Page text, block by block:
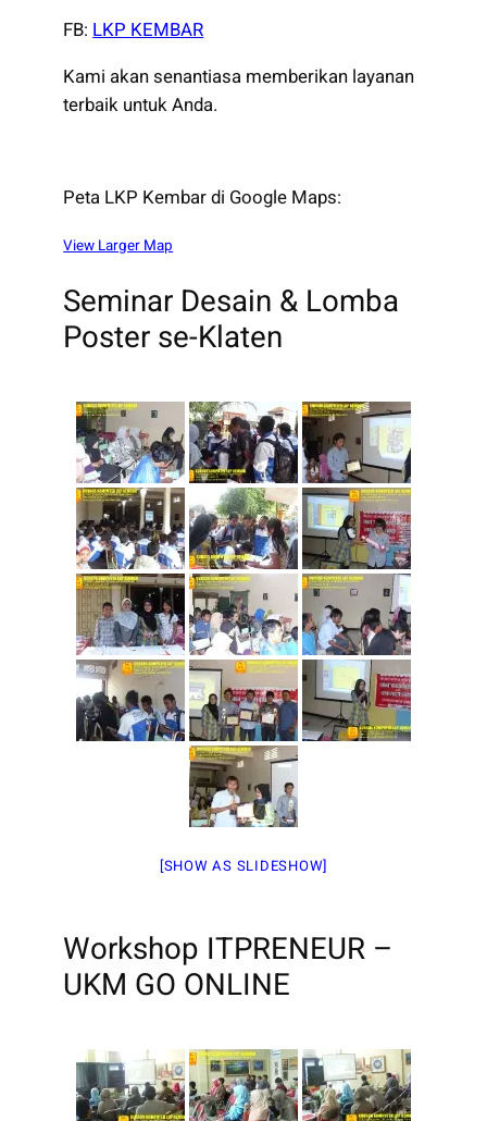
FB: LKP KEMBAR
Kami akan senantiasa memberikan layanan
terbaik untuk Anda.
Peta LKP Kembar di Google Maps:
View Larger Map
Seminar Desain & Lomba
Poster se-Klaten
[SHOW AS SLIDESHOW]
Workshop ITPRENEUR –
UKM GO ONLINE